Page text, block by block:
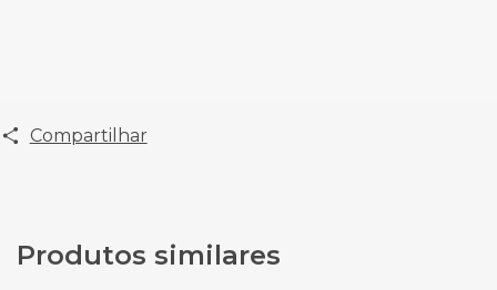
Compartilhar
Produtos similares